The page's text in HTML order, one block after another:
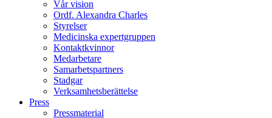
Vår vision
Ordf. Alexandra Charles
Styrelser
Medicinska expertgruppen
Kontaktkvinnor
Medarbetare
Samarbetspartners
Stadgar
Verksamhetsberättelse
Press
Pressmaterial